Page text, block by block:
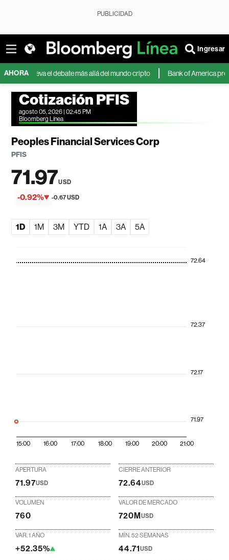
PUBLICIDAD
Ingresar
AHORA
lleva el debate más allá del mundo cripto Bank of America prevé que
Cotización PFIS
agosto 05, 2026 | 02:45 PM
Bloomberg Línea
Peoples Financial Services Corp
PFIS
71.97USD
-0.92% -0.67 USD
1D 1M 3M YTD 1A 3A 5A
15:00 16:00 17:00 18:00 19:00 20:00 21:00
71.97
72.17
72.37
72.64
APERTURA
71.97USD
CIERRE ANTERIOR
72.64USD
VOLUMEN
760
VALOR DE MERCADO
720MUSD
VAR. 1 AÑO
+52.35%
MÍN. 52 SEMANAS
44.71USD